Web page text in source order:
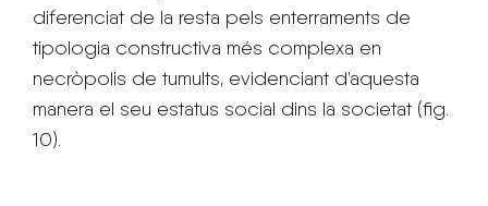
diferenciat de la resta pels enterraments de
tipologia constructiva més complexa en
necròpolis de tumults, evidenciant d’aquesta
manera el seu estatus social dins la societat (fig.
10).